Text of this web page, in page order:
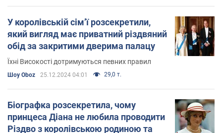
У королівській сімʼї розсекретили,
який вигляд має приватний різдвяний
обід за закритими дверима палацу
Їхні Високості дотримуються певних правил
Шоу Oboz 25.12.2024 04:01 29,0 т.
Біографка розсекретила, чому
принцеса Діана не любила проводити
Різдво з королівською родиною та